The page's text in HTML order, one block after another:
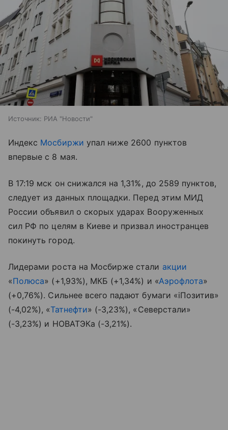
Источник: РИА "Новости"
Индекс Мосбиржи упал ниже 2600 пунктов
впервые с 8 мая.
В 17:19 мск он снижался на 1,31%, до 2589 пунктов,
следует из данных площадки. Перед этим МИД
России объявил о скорых ударах Вооруженных
сил РФ по целям в Киеве и призвал иностранцев
покинуть город.
Лидерами роста на Мосбирже стали акции
«Полюса» (+1,93%), МКБ (+1,34%) и «Аэрофлота»
(+0,76%). Сильнее всего падают бумаги «iПозитив»
(-4,02%), «Татнефти» (-3,23%), «Северстали»
(-3,23%) и НОВАТЭКа (-3,21%).